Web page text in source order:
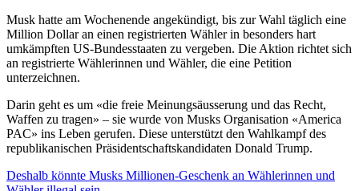
Musk hatte am Wochenende angekündigt, bis zur Wahl täglich eine
Million Dollar an einen registrierten Wähler in besonders hart
umkämpften US-Bundesstaaten zu vergeben. Die Aktion richtet sich
an registrierte Wählerinnen und Wähler, die eine Petition
unterzeichnen.
Darin geht es um «die freie Meinungsäusserung und das Recht,
Waffen zu tragen» – sie wurde von Musks Organisation «America
PAC» ins Leben gerufen. Diese unterstützt den Wahlkampf des
republikanischen Präsidentschaftskandidaten Donald Trump.
Deshalb könnte Musks Millionen-Geschenk an Wählerinnen und